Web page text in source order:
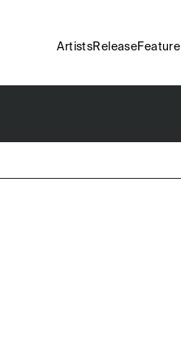
ArtistsReleaseFeature